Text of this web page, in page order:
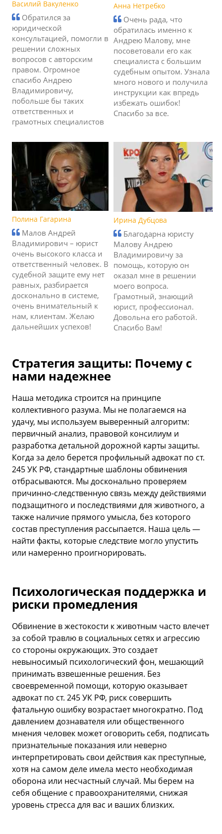
Василий Вакуленко
Обратился за
юридической
консультацией, помогли в
решении сложных
вопросов с авторским
правом. Огромное
спасибо Андрею
Владимировичу,
побольше бы таких
ответственных и
грамотных специалистов
Анна Нетребко
Очень рада, что
обратилась именно к
Андрею Малову, мне
посоветовали его как
специалиста с большим
судебным опытом. Узнала
много нового и получила
инструкции как впредь
избежать ошибок!
Спасибо за все.
Полина Гагарина
Малов Андрей
Владимирович – юрист
очень высокого класса и
ответственный человек. В
судебной защите ему нет
равных, разбирается
досконально в системе,
очень внимательный к
нам, клиентам. Желаю
дальнейших успехов!
Ирина Дубцова
Благодарна юристу
Малову Андрею
Владимировичу за
помощь, которую он
оказал мне в решении
моего вопроса.
Грамотный, знающий
юрист, профессионал.
Довольна его работой.
Спасибо Вам!
Стратегия защиты: Почему с
нами надежнее
Наша методика строится на принципе
коллективного разума. Мы не полагаемся на
удачу, мы используем выверенный алгоритм:
первичный анализ, правовой консилиум и
разработка детальной дорожной карты защиты.
Когда за дело берется профильный адвокат по ст.
245 УК РФ, стандартные шаблоны обвинения
отбрасываются. Мы досконально проверяем
причинно-следственную связь между действиями
подзащитного и последствиями для животного, а
также наличие прямого умысла, без которого
состав преступления рассыпается. Наша цель —
найти факты, которые следствие могло упустить
или намеренно проигнорировать.
Психологическая поддержка и
риски промедления
Обвинение в жестокости к животным часто влечет
за собой травлю в социальных сетях и агрессию
со стороны окружающих. Это создает
невыносимый психологический фон, мешающий
принимать взвешенные решения. Без
своевременной помощи, которую оказывает
адвокат по ст. 245 УК РФ, риск совершить
фатальную ошибку возрастает многократно. Под
давлением дознавателя или общественного
мнения человек может оговорить себя, подписать
признательные показания или неверно
интерпретировать свои действия как преступные,
хотя на самом деле имела место необходимая
оборона или несчастный случай. Мы берем на
себя общение с правоохранителями, снижая
уровень стресса для вас и ваших близких.